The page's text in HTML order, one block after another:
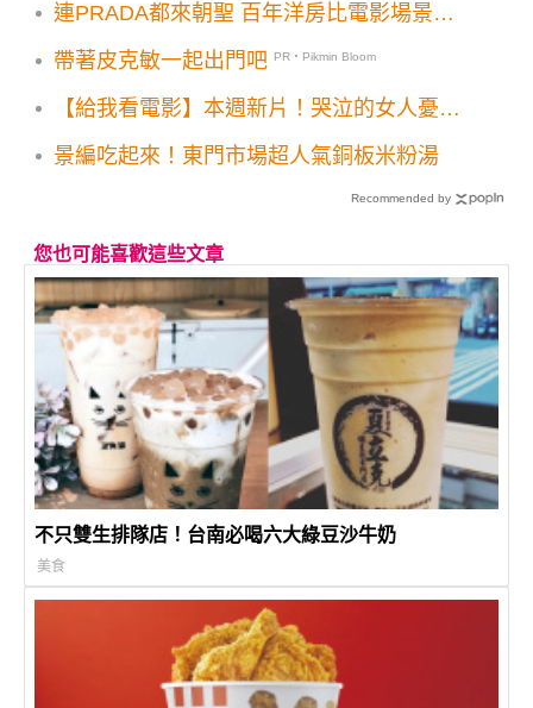
連PRADA都來朝聖 百年洋房比電影場景還
帶著皮克敏一起出門吧 PR・Pikmin Bloom
【給我看電影】本週新片！哭泣的女人憂羅
景編吃起來！東門市場超人氣銅板米粉湯
Recommended by
您也可能喜歡這些文章
不只雙生排隊店！台南必喝六大綠豆沙牛奶
美食